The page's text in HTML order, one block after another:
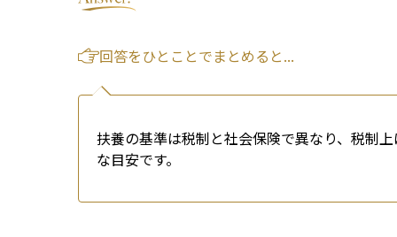
回答をひとことでまとめると...
扶養の基準は税制と社会保険で異なり、税制
な目安です。